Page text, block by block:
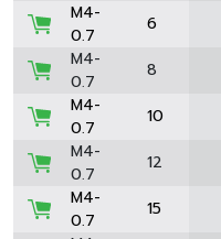
M4-
0.7
6
M4-
0.7
8
M4-
0.7
10
M4-
0.7
12
M4-
0.7
15